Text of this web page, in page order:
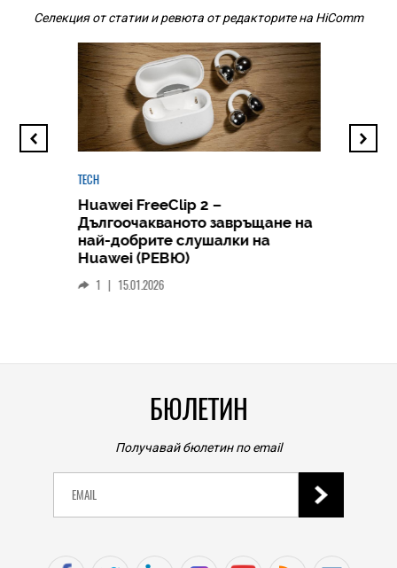
Селекция от статии и ревюта от редакторите на HiComm
TECH
Huawei FreeClip 2 –
Дългоочакваното завръщане на
най-добрите слушалки на
Huawei (РЕВЮ)
1 | 15.01.2026
БЮЛЕТИН
Получавай бюлетин по email